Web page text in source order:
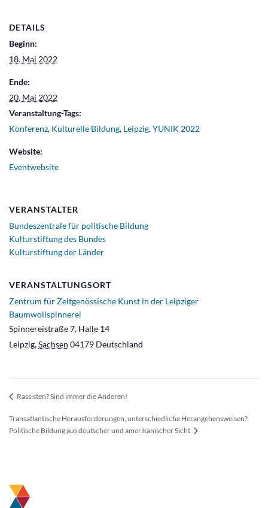
DETAILS
Beginn:
18. Mai 2022
Ende:
20. Mai 2022
Veranstaltung-Tags:
Konferenz, Kulturelle Bildung, Leipzig,YUNIK 2022
Website:
Eventwebsite
VERANSTALTUNGSORT
Zentrum für Zeitgenössische Kunst in der Leipziger
Baumwollspinnerei
Spinnereistraße 7, Halle 14
Leipzig,Sachsen 04179 Deutschland
VERANSTALTER
Bundeszentrale für politische Bildung
Kulturstiftung des Bundes
Kulturstiftung der Länder
Rassisten? Sind immer die Anderen!
Transatlantische Herausforderungen, unterschiedliche Herangehensweisen?
Politische Bildung aus deutscher und amerikanischer Sicht